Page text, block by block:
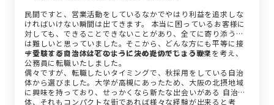
民間ですと、営業活動をしているなかでやはり利益を追求しな
ければいけない瞬間は出てきます。 本当に困っているお客様に
対しても、できることできないことがあり、全てに寄り添うの
は難しいと思っていました。そこから、どんな方にも平等に接
することができ、公平なサービスの提供ができる職業を考え、
公務員に転職いたしました。
ー受験する自治体はどのように決めたのでしょうか？
偶々ですが、転職したいタイミングで、秋採用をしている自治
体から選びました。大学が高槻にあったため、大阪の北摂地域
に興味を持っており、せっかくなら新たな出会いがある 自治
体、それもコンパクトな街であれば様々な経験が出来ると考